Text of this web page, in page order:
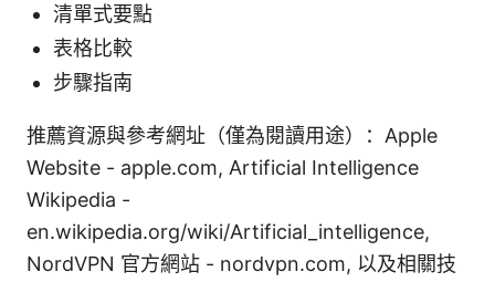
清單式要點
表格比較
步驟指南
推薦資源與參考網址（僅為閱讀用途）：Apple
Website - apple.com, Artificial Intelligence
Wikipedia -
en.wikipedia.org/wiki/Artificial_intelligence,
NordVPN 官方網站 - nordvpn.com, 以及相關技